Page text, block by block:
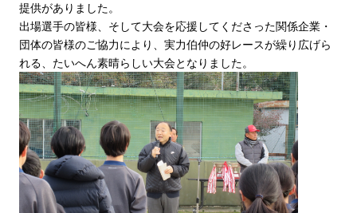
提供がありました。
出場選手の皆様、そして大会を応援してくださった関係企業・
団体の皆様のご協力により、実力伯仲の好レースが繰り広げら
れる、たいへん素晴らしい大会となりました。